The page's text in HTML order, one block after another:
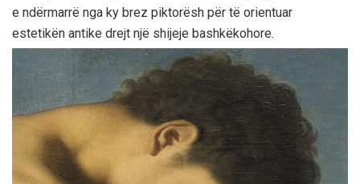
e ndërmarrë nga ky brez piktorësh për të orientuar
estetikën antike drejt një shijeje bashkëkohore.